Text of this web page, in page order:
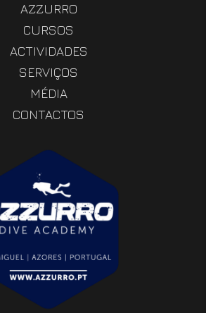
AZZURRO
CURSOS
ACTIVIDADES
SERVIÇOS
MÉDIA
CONTACTOS